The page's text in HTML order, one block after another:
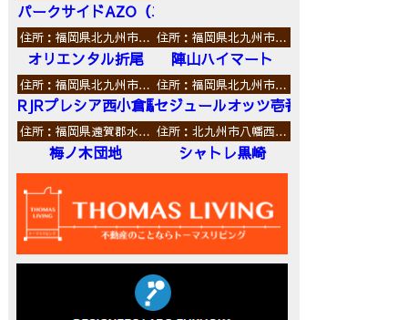
パークサイドAZO（エーゼットオー）
住所：福岡県北九州市…
オリエンタル折尾
住所：福岡県北九州市…
陣山ハイマート
住所：福岡県北九州市…
RJRプレシア西小倉駅前
住所：福岡県北九州市…
セジュールオッツ壱番館
住所：福岡県遠賀郡水…
梅ノ木団地
住所：北九州市八幡西…
シャトレ黒崎